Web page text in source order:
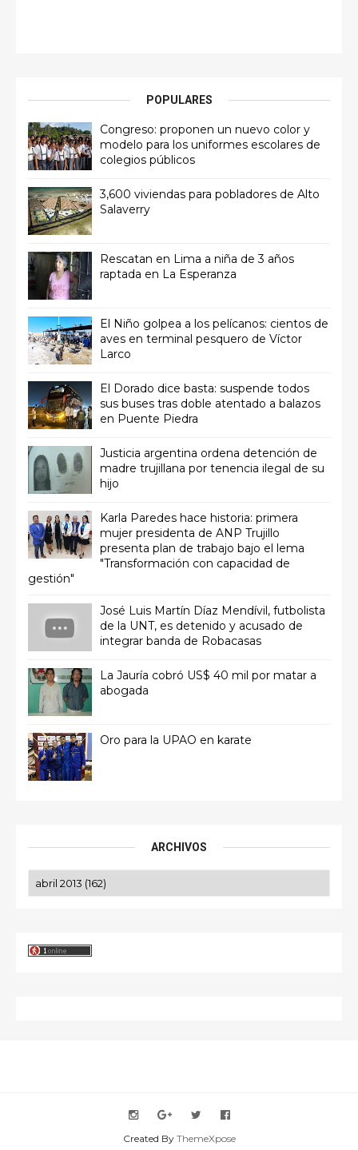
POPULARES
Congreso: proponen un nuevo color y
modelo para los uniformes escolares de
colegios públicos
3,600 viviendas para pobladores de Alto
Salaverry
Rescatan en Lima a niña de 3 años
raptada en La Esperanza
El Niño golpea a los pelícanos: cientos de
aves en terminal pesquero de Víctor
Larco
El Dorado dice basta: suspende todos
sus buses tras doble atentado a balazos
en Puente Piedra
Justicia argentina ordena detención de
madre trujillana por tenencia ilegal de su
hijo
Karla Paredes hace historia: primera
mujer presidenta de ANP Trujillo
presenta plan de trabajo bajo el lema
"Transformación con capacidad de
gestión"
José Luis Martín Díaz Mendívil, futbolista
de la UNT, es detenido y acusado de
integrar banda de Robacasas
La Jauría cobró US$ 40 mil por matar a
abogada
Oro para la UPAO en karate
ARCHIVOS
Created By ThemeXpose